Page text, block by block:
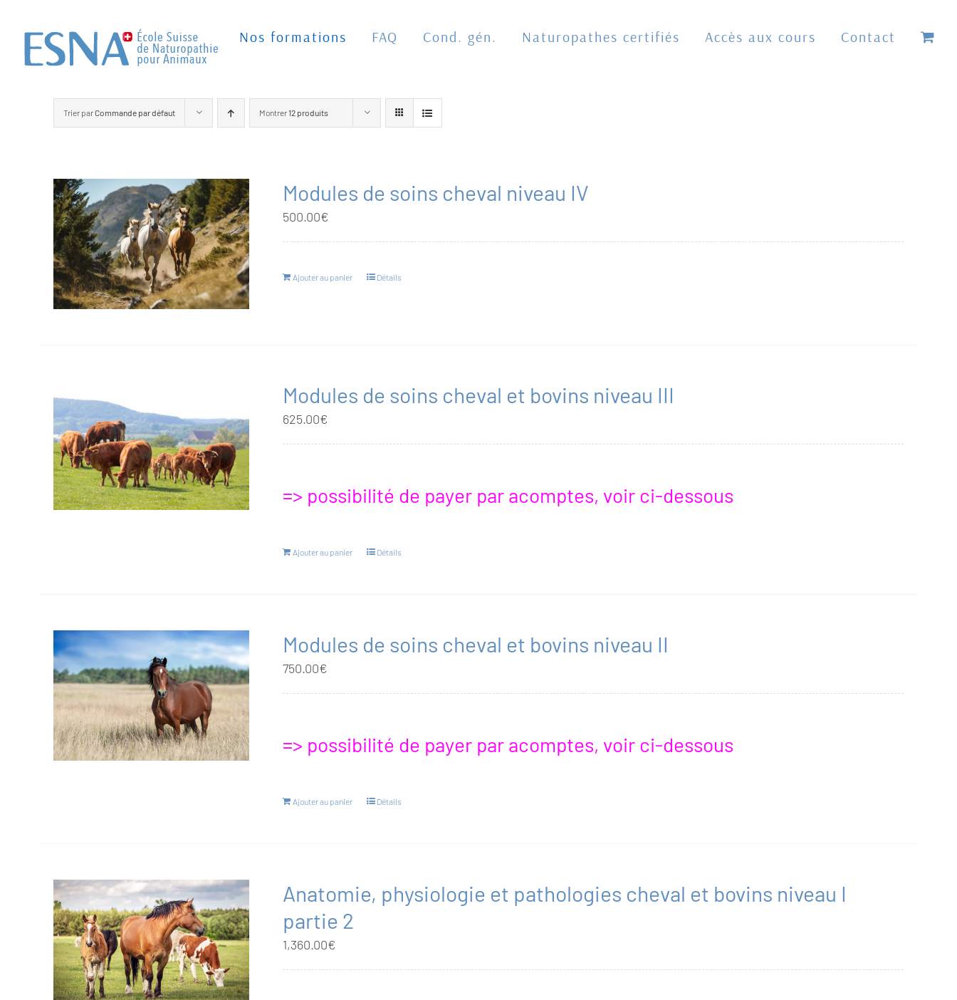
contenu
Nos formations FAQ Cond. gén. Naturopathes certifiés Accès aux cours Contact
Trier parCommande par défaut Montrer 12 produits
Modules de soins cheval niveau IV
500.00€
Ajouter au panier Détails
Modules de soins cheval et bovins niveau III
625.00€
=> possibilité de payer par acomptes, voir ci-dessous
Ajouter au panier Détails
Modules de soins cheval et bovins niveau II
750.00€
=> possibilité de payer par acomptes, voir ci-dessous
Ajouter au panier Détails
Anatomie, physiologie et pathologies cheval et bovins niveau I
partie 2
1,360.00€